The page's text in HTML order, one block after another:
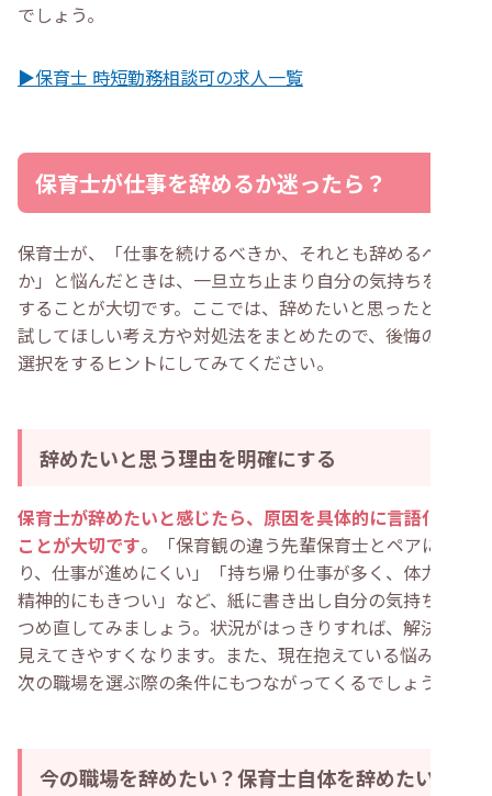
でしょう。
▶保育士 時短勤務相談可の求人一覧
保育士が仕事を辞めるか迷ったら？
保育士が、「仕事を続けるべきか、それとも辞めるべき
か」と悩んだときは、一旦立ち止まり自分の気持ちを整理
することが大切です。ここでは、辞めたいと思ったときに
試してほしい考え方や対処法をまとめたので、後悔のない
選択をするヒントにしてみてください。
辞めたいと思う理由を明確にする
保育士が辞めたいと感じたら、原因を具体的に言語化する
ことが大切です。「保育観の違う先輩保育士とペアにな
り、仕事が進めにくい」「持ち帰り仕事が多く、体力的・
精神的にもきつい」など、紙に書き出し自分の気持ちを見
つめ直してみましょう。状況がはっきりすれば、解決策も
見えてきやすくなります。また、現在抱えている悩みは、
次の職場を選ぶ際の条件にもつながってくるでしょう。
今の職場を辞めたい？保育士自体を辞めたい？